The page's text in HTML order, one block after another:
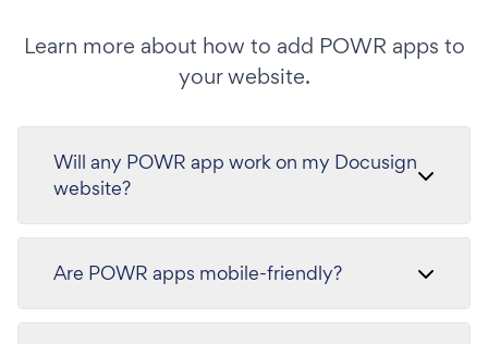
Learn more about how to add POWR apps to
your website.
Will any POWR app work on my Docusign
website?
Are POWR apps mobile-friendly?